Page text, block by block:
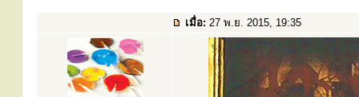
เมื่อ: 27 พ.ย. 2015, 19:35